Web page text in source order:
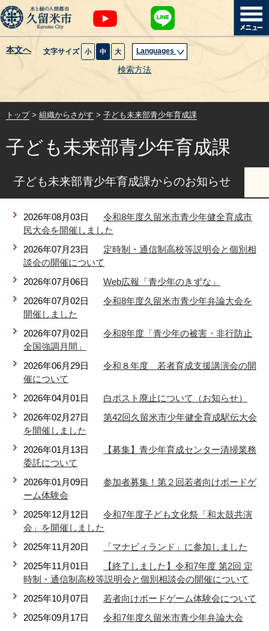
本文へ 文字サイズ 小 中 大 Languages
検索方法
暮らし・届出
健康・医療・福祉
観光魅力・イベント
創業・産業・ビジネス
計画・政策
サイトマップ 組織から探す
リンク集 利用ガイド
プライバシーポリシー
サイトについて
閉じる
トップ> 組織からさがす > 子ども未来部青少年育成課
子ども未来部青少年育成課
子ども未来部青少年育成課からのお知らせ
2026年08月03日
令和8年度久留米市青少年健全育成市
民大会を開催しました
2026年07月23日
定時制・通信制高校等説明会と個別相
談会の開催について
2026年07月06日
Web広報「青少年のきずな」
2026年07月02日
令和8年度久留米市青少年弁論大会を
開催しました
2026年07月02日
令和8年度「青少年の被害・非行防止
全国強調月間」
2026年06月29日
令和８年度 若者育成支援講演会の開
催について
2026年04月01日
白ポスト廃止について（お知らせ）
2026年02月27日
第42回久留米市少年健全育成駅伝大会
を開催しました
2026年01月13日
【募集】青少年育成センター清掃業務
委託について
2026年01月09日
参加者募集！第２回若者向けボードゲ
ーム体験会
2025年12月12日
令和7年度子ども文化祭「和太鼓共演
会」を開催しました
2025年11月20日
「マナビィランド」に参加しました
2025年11月01日
【終了しました】令和7年度 第2回 定
時制・通信制高校等説明会と個別相談会の開催について
2025年10月07日
若者向けボードゲーム体験会について
2025年09月17日
令和7年度久留米市青少年弁論大会